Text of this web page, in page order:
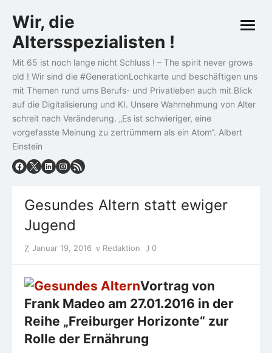
to
content
Wir, die
Altersspezialisten !
Mit 65 ist noch lange nicht Schluss ! – The spirit never grows
old ! Wir sind die #GenerationLochkarte und beschäftigen uns
mit Themen rund ums Berufs- und Privatleben auch mit Blick
auf die Digitalisierung und KI. Unsere Wahrnehmung von Alter
schreit nach Veränderung. „Es ist schwieriger, eine
vorgefasste Meinung zu zertrümmern als ein Atom“. Albert
Einstein
open
Gesundes Altern statt ewiger
Jugend
Posted
Januar 19, 2016 Author
Redaktion 0
Vortrag von
Frank Madeo am 27.01.2016 in der
Reihe „Freiburger Horizonte“ zur
Rolle der Ernährung